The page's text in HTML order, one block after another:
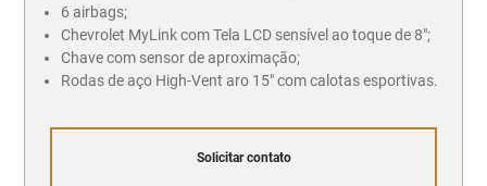
6 airbags;
Chevrolet MyLink com Tela LCD sensível ao toque de 8";
Chave com sensor de aproximação;
Rodas de aço High-Vent aro 15" com calotas esportivas.
Solicitar contato